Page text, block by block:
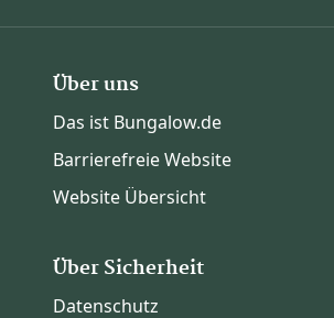
Über uns
Das ist Bungalow.de
Barrierefreie Website
Website Übersicht
Über Sicherheit
Datenschutz